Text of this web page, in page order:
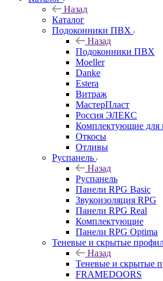
Назад
Каталог
Подоконники ПВХ
Назад
Подоконники ПВХ
Moeller
Danke
Estera
Витраж
МастерПласт
Россия ЭЛЕКС
Комплектующие для
Откосы
Отливы
Руспанель
Назад
Руспанель
Панели RPG Basic
Звукоизоляция RPG
Панели RPG Real
Комплектующие
Панели RPG Optima
Теневые и скрытые
Назад
Теневые и скрытые
FRAMEDOORS